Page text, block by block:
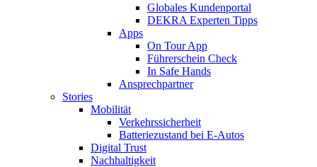
Globales Kundenportal
DEKRA Experten Tipps
Apps
On Tour App
Führerschein Check
In Safe Hands
Ansprechpartner
Stories
Mobilität
Verkehrssicherheit
Batteriezustand bei E-Autos
Digital Trust
Nachhaltigkeit